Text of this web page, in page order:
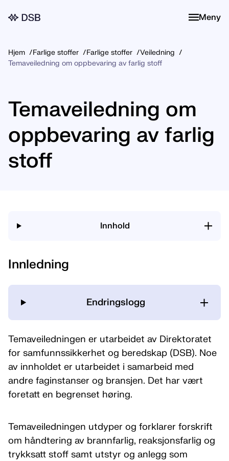
Meny
Meny
Hjem Farlige stoffer Farlige stoffer
Veiledning
Temaveiledning om oppbevaring av farlig stoff
Temaveiledning om
oppbevaring av farlig
stoff
Innhold
Innledning
Endringslogg
Temaveiledningen er utarbeidet av Direktoratet
for samfunnssikkerhet og beredskap (DSB). Noe
av innholdet er utarbeidet i samarbeid med
andre faginstanser og bransjen. Det har vært
foretatt en begrenset høring.
Temaveiledningen utdyper og forklarer forskrift
om håndtering av brannfarlig, reaksjonsfarlig og
trykksatt stoff samt utstyr og anlegg som